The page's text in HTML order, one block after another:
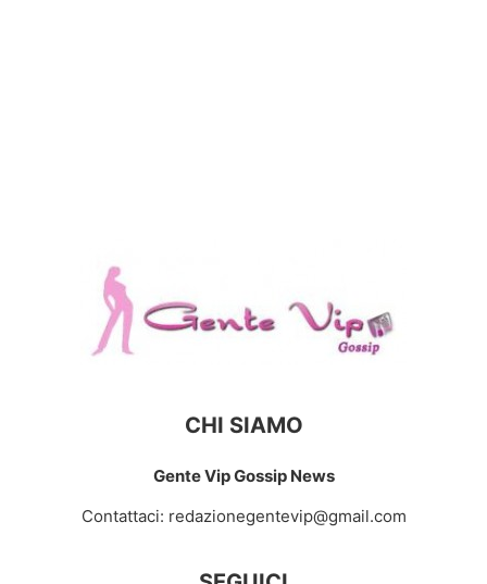
CHI SIAMO
Gente Vip Gossip News
Contattaci: redazionegentevip@gmail.com